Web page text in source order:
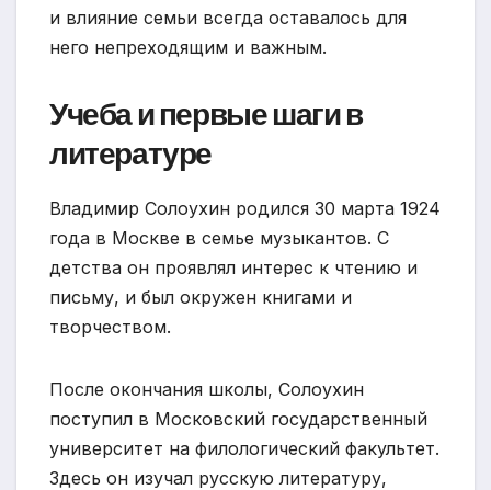
и влияние семьи всегда оставалось для
него непреходящим и важным.
Учеба и первые шаги в
литературе
Владимир Солоухин родился 30 марта 1924
года в Москве в семье музыкантов. С
детства он проявлял интерес к чтению и
письму, и был окружен книгами и
творчеством.
После окончания школы, Солоухин
поступил в Московский государственный
университет на филологический факультет.
Здесь он изучал русскую литературу,